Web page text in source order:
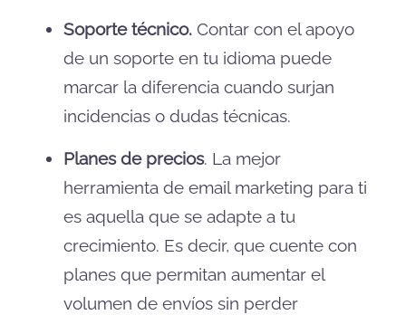
Soporte técnico. Contar con el apoyo
de un soporte en tu idioma puede
marcar la diferencia cuando surjan
incidencias o dudas técnicas.
Planes de precios. La mejor
herramienta de email marketing para ti
es aquella que se adapte a tu
crecimiento. Es decir, que cuente con
planes que permitan aumentar el
volumen de envíos sin perder